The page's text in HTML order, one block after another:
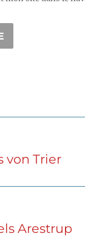
von Trier
Arestrup